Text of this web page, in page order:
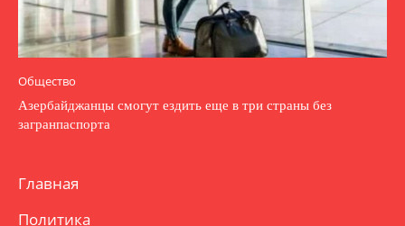
Общество
Азербайджанцы смогут ездить еще в три страны без
загранпаспорта
Главная
Политика